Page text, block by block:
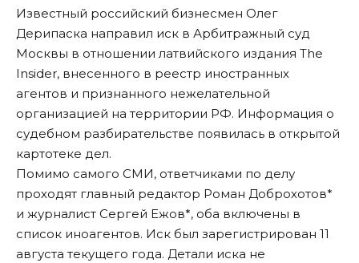
Известный российский бизнесмен Олег
Дерипаска направил иск в Арбитражный суд
Москвы в отношении латвийского издания The
Insider, внесенного в реестр иностранных
агентов и признанного нежелательной
организацией на территории РФ. Информация о
судебном разбирательстве появилась в открытой
картотеке дел.
Помимо самого СМИ, ответчиками по делу
проходят главный редактор Роман Доброхотов*
и журналист Сергей Ежов*, оба включены в
список иноагентов. Иск был зарегистрирован 11
августа текущего года. Детали иска не